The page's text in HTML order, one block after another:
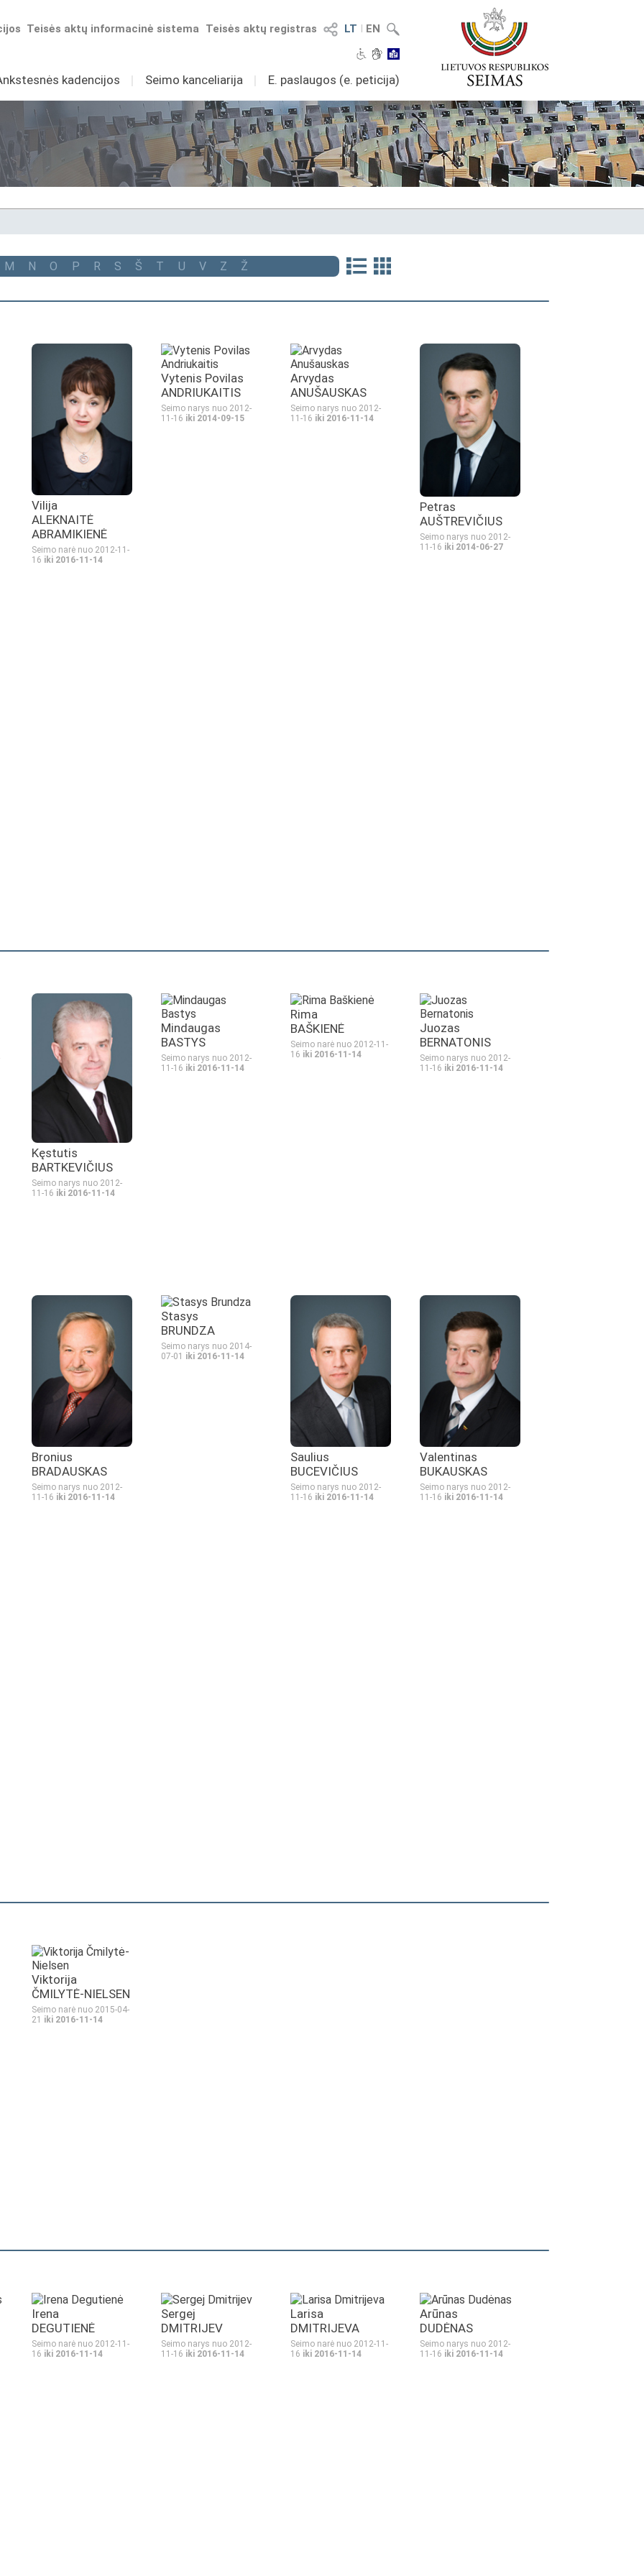
LT I EN
Teisės aktų registras
Teisės aktų informacinė sistema
kadencijos I Seimo kanceliarija I E. paslaugos (e. peticija)
M N O P R S Š T U V Z Ž
Vilija
ALEKNAITĖ
ABRAMIKIENĖ
Seimo narė nuo 2012-11-
16 iki 2016-11-14
Vytenis Povilas
ANDRIUKAITIS
Seimo narys nuo 2012-
11-16 iki 2014-09-15
Arvydas
ANUŠAUSKAS
Seimo narys nuo 2012-
11-16 iki 2016-11-14
Petras
AUŠTREVIČIUS
Seimo narys nuo 2012-
11-16 iki 2014-06-27
Kęstutis
BARTKEVIČIUS
Seimo narys nuo 2012-
11-16 iki 2016-11-14
Mindaugas
BASTYS
Seimo narys nuo 2012-
11-16 iki 2016-11-14
Rima
BAŠKIENĖ
Seimo narė nuo 2012-11-
16 iki 2016-11-14
Juozas
BERNATONIS
Seimo narys nuo 2012-
11-16 iki 2016-11-14
Bronius
BRADAUSKAS
Seimo narys nuo 2012-
11-16 iki 2016-11-14
Stasys
BRUNDZA
Seimo narys nuo 2014-
07-01 iki 2016-11-14
Saulius
BUCEVIČIUS
Seimo narys nuo 2012-
11-16 iki 2016-11-14
Valentinas
BUKAUSKAS
Seimo narys nuo 2012-
11-16 iki 2016-11-14
Viktorija
ČMILYTĖ-NIELSEN
Seimo narė nuo 2015-04-
21 iki 2016-11-14
Irena
DEGUTIENĖ
Seimo narė nuo 2012-11-
16 iki 2016-11-14
Sergej
DMITRIJEV
Seimo narys nuo 2012-
11-16 iki 2016-11-14
Larisa
DMITRIJEVA
Seimo narė nuo 2012-11-
16 iki 2016-11-14
Arūnas
DUDĖNAS
Seimo narys nuo 2012-
11-16 iki 2016-11-14